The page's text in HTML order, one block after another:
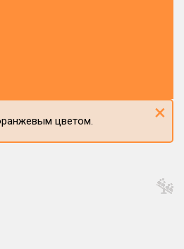
цветом. ×